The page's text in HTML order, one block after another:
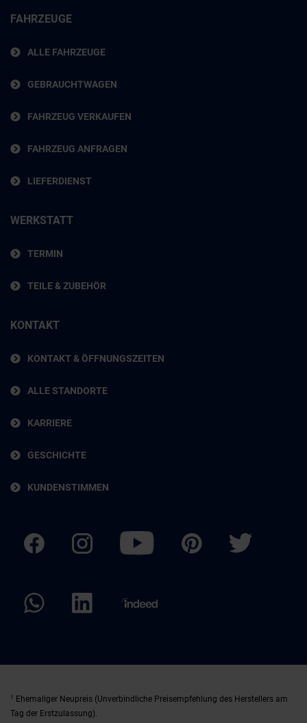
FAHRZEUGE
ALLE FAHRZEUGE
GEBRAUCHTWAGEN
FAHRZEUG VERKAUFEN
FAHRZEUG ANFRAGEN
LIEFERDIENST
WERKSTATT
TERMIN
TEILE & ZUBEHÖR
KONTAKT
KONTAKT & ÖFFNUNGSZEITEN
ALLE STANDORTE
KARRIERE
GESCHICHTE
KUNDENSTIMMEN
1
Ehemaliger Neupreis (Unverbindliche Preisempfehlung des Herstellers am
Tag der Erstzulassung).